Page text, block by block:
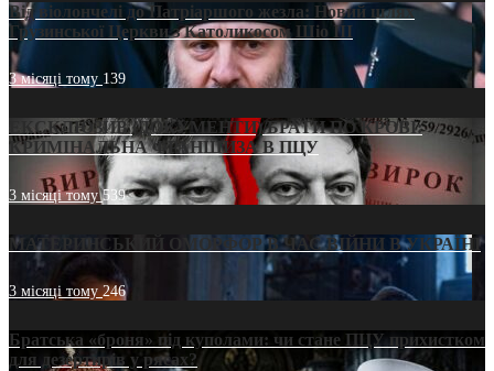
Від віолончелі до Патріаршого жезла: Новий шлях
Грузинської Церкви з Католикосом Шіо III
3 місяці тому 139
ЕКСКЛЮЗИВ (ДОКУМЕНТИ)/БРАТИ ПО КРОВІ:
КРИМІНАЛЬНА ФРАНШИЗА В ПЦУ
3 місяці тому539
МАТЕРИНСЬКИЙ ОМОРФОР В ЧАС ВІЙНИ В УКРАЇНІ
3 місяці тому246
Братська «броня» під куполами: чи стане ПЦУ прихистком
для дезертирів у рясах?